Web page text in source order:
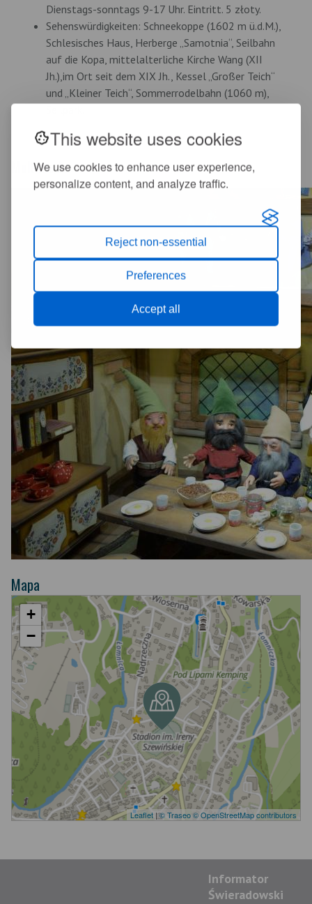
This website uses cookies
We use cookies to enhance user experience,
personalize content, and analyze traffic.
Reject non-essential
Preferences
Accept all
Dienstags-sonntags 9-17 Uhr. Eintritt. 5 złoty.
Sehenswürdigkeiten: Schneekoppe (1602 m ü.d.M.),
Schlesisches Haus, Herberge „Samotnia“, Seilbahn
auf die Kopa, mittelalterliche Kirche Wang (XII
Jh.),im Ort seit dem XIX Jh., Kessel „Großer Teich“
und „Kleiner Teich“, Sommerrodelbahn (1060 m),
Multimedia
Mapa
+
−
Leaflet |© Traseo© OpenStreetMap contributors
Informator
Świeradowski